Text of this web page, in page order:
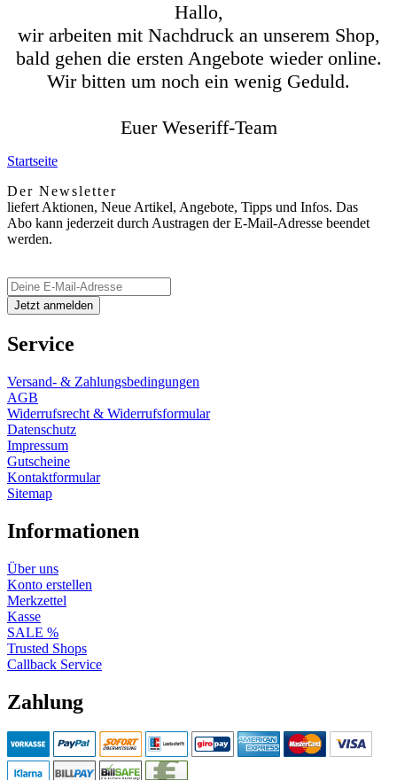
Hallo,
wir arbeiten mit Nachdruck an unserem Shop,
bald gehen die ersten Angebote wieder online.
Wir bitten um noch ein wenig Geduld.
Euer Weseriff-Team
Startseite
Der Newsletter
liefert Aktionen, Neue Artikel, Angebote, Tipps und Infos. Das
Abo kann jederzeit durch Austragen der E-Mail-Adresse beendet
werden.
Service
Versand- & Zahlungsbedingungen
AGB
Widerrufsrecht & Widerrufsformular
Datenschutz
Impressum
Gutscheine
Kontaktformular
Sitemap
Informationen
Über uns
Konto erstellen
Merkzettel
Kasse
SALE %
Trusted Shops
Callback Service
Zahlung